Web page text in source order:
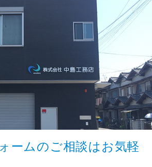
ームのご相談はお気軽